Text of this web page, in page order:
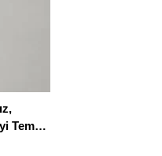
Temsil